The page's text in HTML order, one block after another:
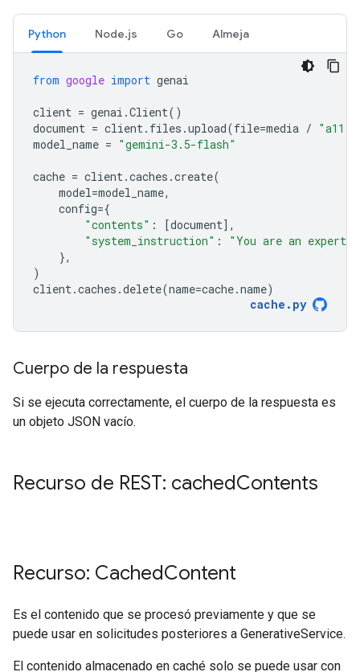
Python Node.js Go Almeja
from google import genai
client = genai .Client()
document = client. files .upload(file=media /
model_name = "gemini-3.5-flash"
cache = client.caches .create(
model=model_name,
config={
"contents" : [document],
"system_instruction" :
"You are an expert
},
)
client.caches .delete(name=cache.name)
cache . py
Cuerpo de la respuesta
Si se ejecuta correctamente, el cuerpo de la respuesta es
un objeto JSON vacío.
Recurso de REST: cachedContents
Recurso: CachedContent
Es el contenido que se procesó previamente y que se
puede usar en solicitudes posteriores a GenerativeService.
El contenido almacenado en caché solo se puede usar con